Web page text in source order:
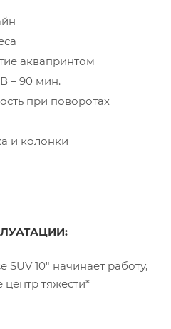
аквапринтом
– 90 мин.
при поворотах
и колонки
SUV 10" начинает работу,
центр тяжести*